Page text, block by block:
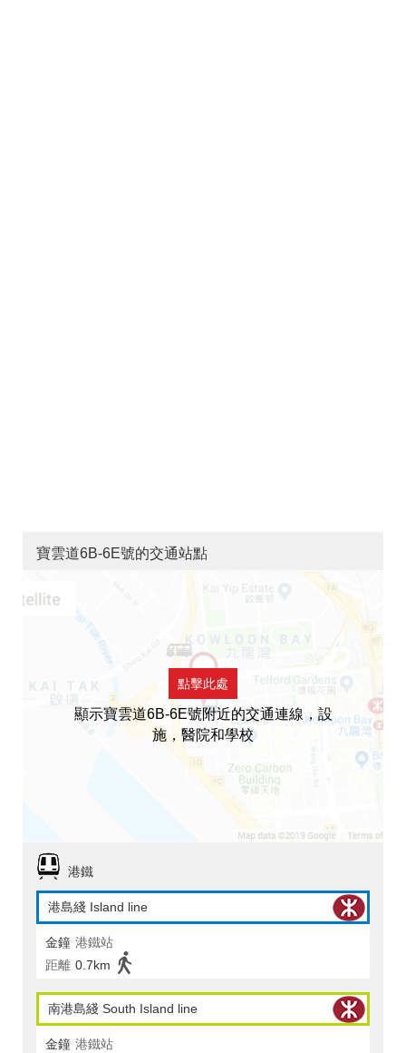
寶雲道6B-6E號的交通站點
點擊此處
顯示寶雲道6B-6E號附近的交通連線，設
施，醫院和學校
港鐵
港島綫 Island line
金鐘 港鐵站
距離 0.7km
南港島綫 South Island line
金鐘 港鐵站